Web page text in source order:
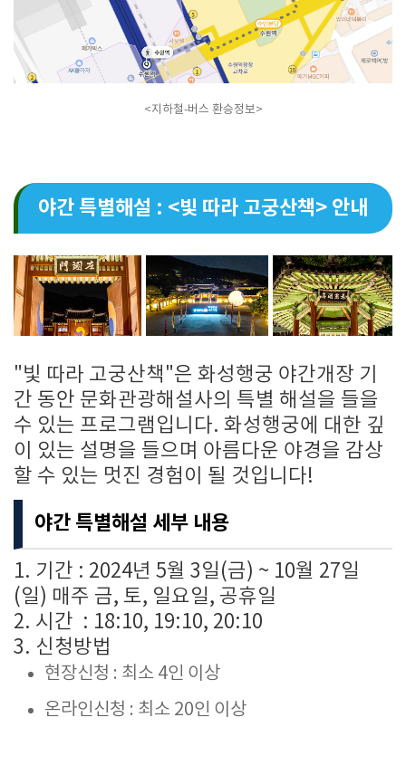
<지하철-버스 환승정보>
야간 특별해설 : <빛 따라 고궁산책> 안내
"빛 따라 고궁산책"은 화성행궁 야간개장 기
간 동안 문화관광해설사의 특별 해설을 들을
수 있는 프로그램입니다. 화성행궁에 대한 깊
이 있는 설명을 들으며 아름다운 야경을 감상
할 수 있는 멋진 경험이 될 것입니다!
야간 특별해설 세부 내용
1. 기간 : 2024년 5월 3일(금) ~ 10월 27일
(일) 매주 금, 토, 일요일, 공휴일
2. 시간 : 18:10, 19:10, 20:10
3. 신청방법
현장신청 : 최소 4인 이상
온라인신청 : 최소 20인 이상